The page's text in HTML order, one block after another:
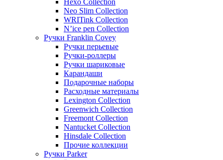
Hexo Collection
Neo Slim Collection
WRITink Collection
N’ice pen Collection
Ручки Franklin Covey
Ручки перьевые
Ручки-роллеры
Ручки шариковые
Карандаши
Подарочные наборы
Расходные материалы
Lexington Collection
Greenwich Collection
Freemont Collection
Nantucket Collection
Hinsdale Collection
Прочие коллекции
Ручки Parker